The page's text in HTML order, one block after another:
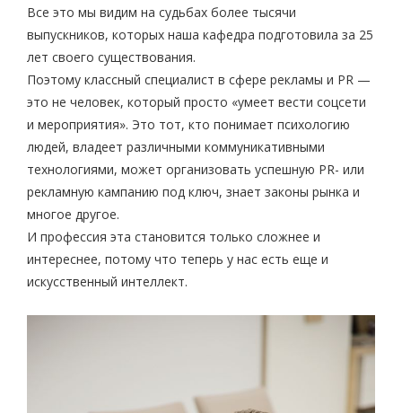
Все это мы видим на судьбах более тысячи
выпускников, которых наша кафедра подготовила за 25
лет своего существования.
Поэтому классный специалист в сфере рекламы и PR —
это не человек, который просто «умеет вести соцсети
и мероприятия». Это тот, кто понимает психологию
людей, владеет различными коммуникативными
технологиями, может организовать успешную PR- или
рекламную кампанию под ключ, знает законы рынка и
многое другое.
И профессия эта становится только сложнее и
интереснее, потому что теперь у нас есть еще и
искусственный интеллект.